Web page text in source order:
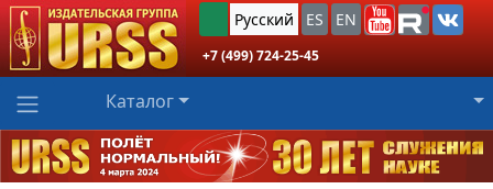
Русский ES EN
+7 (499) 724-25-45
Каталог